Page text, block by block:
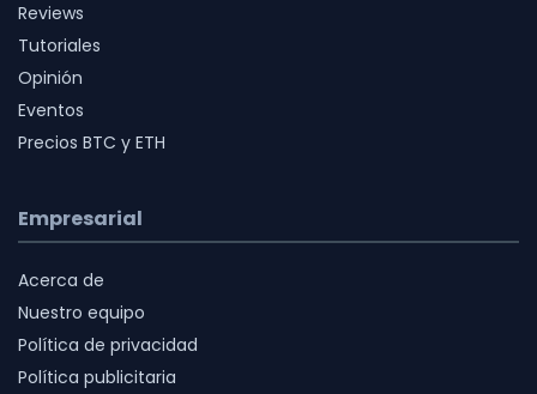
Reviews
Tutoriales
Opinión
Eventos
Precios BTC y ETH
Empresarial
Acerca de
Nuestro equipo
Política de privacidad
Política publicitaria